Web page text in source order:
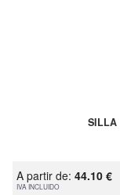
SILLA
A partir de: 44.10 €
IVA INCLUIDO